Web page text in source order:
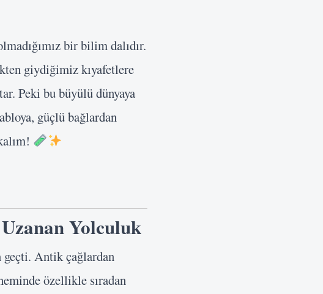
bir bilim dalıdır.
giydiğimiz kıyafetlere
Peki bu büyülü dünyaya
güçlü bağlardan
Yolculuk
geçti. Antik çağlardan
özellikle sıradan